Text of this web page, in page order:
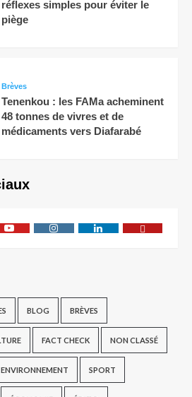
réflexes simples pour éviter le
piège
Brèves
Tenenkou : les FAMa acheminent
48 tonnes de vivres et de
médicaments vers Diafarabé
BLOG BRÈVES
FACT CHECK NON CLASSÉ
SPORT